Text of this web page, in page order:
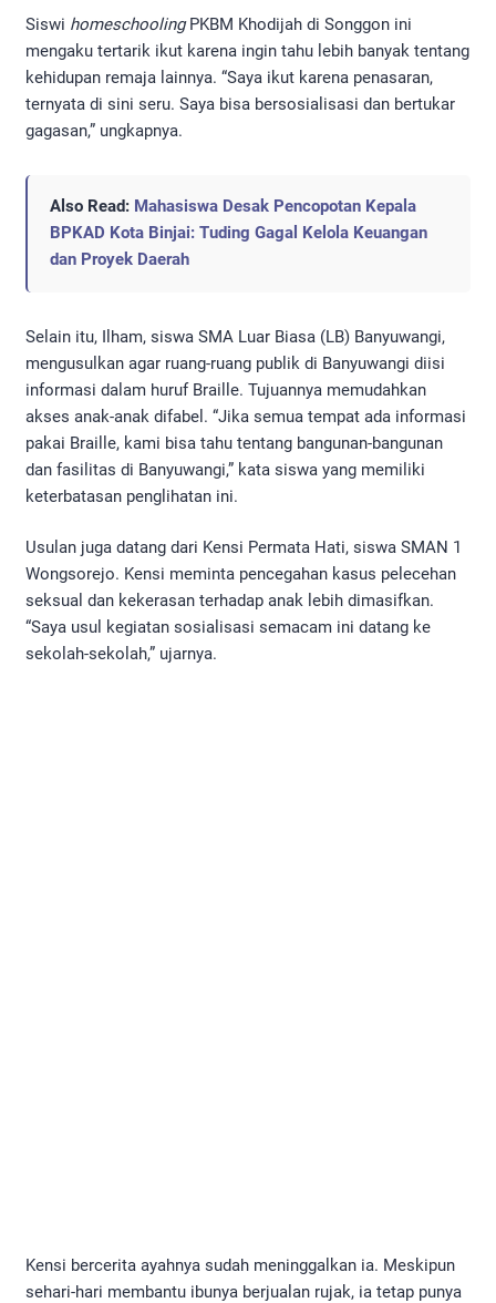
Siswi homeschoolingPKBM Khodijah di Songgon ini
mengaku tertarik ikut karena ingin tahu lebih banyak tentang
kehidupan remaja lainnya. “Saya ikut karena penasaran,
ternyata di sini seru. Saya bisa bersosialisasi dan bertukar
gagasan,” ungkapnya.
Also Read: Mahasiswa Desak Pencopotan Kepala
BPKAD Kota Binjai: Tuding Gagal Kelola Keuangan
dan Proyek Daerah
Selain itu, Ilham, siswa SMA Luar Biasa (LB) Banyuwangi,
mengusulkan agar ruang-ruang publik di Banyuwangi diisi
informasi dalam huruf Braille. Tujuannya memudahkan
akses anak-anak difabel. “Jika semua tempat ada informasi
pakai Braille, kami bisa tahu tentang bangunan-bangunan
dan fasilitas di Banyuwangi,” kata siswa yang memiliki
keterbatasan penglihatan ini.
Usulan juga datang dari Kensi Permata Hati, siswa SMAN 1
Wongsorejo. Kensi meminta pencegahan kasus pelecehan
seksual dan kekerasan terhadap anak lebih dimasifkan.
“Saya usul kegiatan sosialisasi semacam ini datang ke
sekolah-sekolah,” ujarnya.
Kensi bercerita ayahnya sudah meninggalkan ia. Meskipun
sehari-hari membantu ibunya berjualan rujak, ia tetap punya